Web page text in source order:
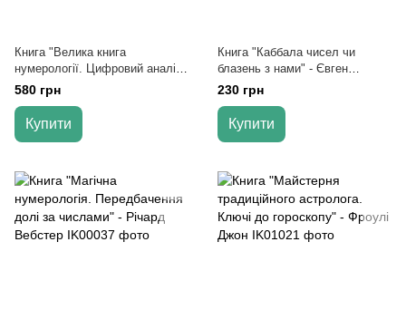
Книга "Велика книга
нумерології. Цифровий аналіз"
- Олександров А.
580 грн
Купити
Книга "Каббала чисел чи
блазень з нами" - Євген
Колесов
230 грн
Купити